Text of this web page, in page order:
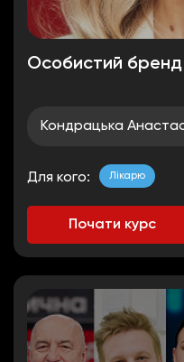
Особистий бренд
Кондрацька
Для кого: Лікарю
Почати курс